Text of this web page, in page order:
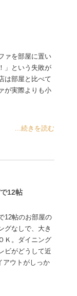
ァを部屋に置い
」という失敗が
は部屋と比べて
が実際よりも小
...続きを読む
12帖
12帖のお部屋の
グなしで、大き
Ｋ。ダイニング
ビがどうして近
アウトがしっか